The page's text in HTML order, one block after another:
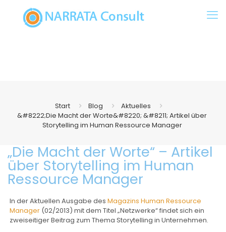
Start Blog
Aktuelles
&#8222;Die Macht der Worte&#8220; &#8211; Artikel über
Storytelling im Human Ressource Manager
„Die Macht der Worte“ – Artikel
über Storytelling im Human
Ressource Manager
In der Aktuellen Ausgabe desMagazins Human Ressource
Manager (02/2013) mit dem Titel „Netzwerke“ findet sich ein
zweiseitiger Beitrag zum Thema Storytelling in Unternehmen.